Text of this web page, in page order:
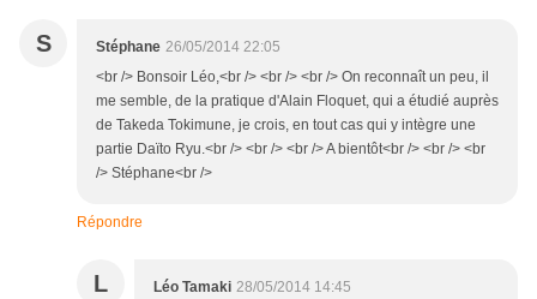
S Stéphane 26/05/2014 22:05
<br /> Bonsoir Léo,<br /> <br /> <br /> On reconnaît un peu, il
me semble, de la pratique d'Alain Floquet, qui a étudié auprès
de Takeda Tokimune, je crois, en tout cas qui y intègre une
partie Daïto Ryu.<br /> <br /> <br /> A bientôt<br /> <br /> <br
/> Stéphane<br />
Répondre
L Léo Tamaki 28/05/2014 14:45